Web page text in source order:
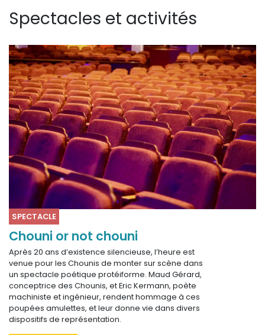
Spectacles et activités
SPECTACLE
Chouni or not chouni
Après 20 ans d’existence silencieuse, l’heure est
venue pour les Chounis de monter sur scène dans
un spectacle poétique protéiforme. Maud Gérard,
conceptrice des Chounis, et Eric Kermann, poète
machiniste et ingénieur, rendent hommage à ces
poupées amulettes, et leur donne vie dans divers
dispositifs de représentation.